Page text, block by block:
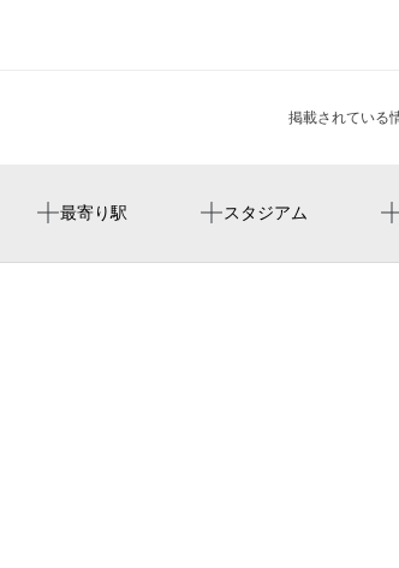
掲載されている
最寄り駅 スタジアム
周辺に最寄り駅が見つかりませんでした。
スリーボンドスタジアム八王子
コープみらい コープ城山手店
周辺に神社・お寺が見つかりませんでした。
周辺にイベントが見つかりませんでした。